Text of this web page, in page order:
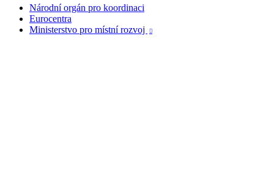
Národní orgán pro koordinaci
Eurocentra
Ministerstvo pro místní rozvoj
